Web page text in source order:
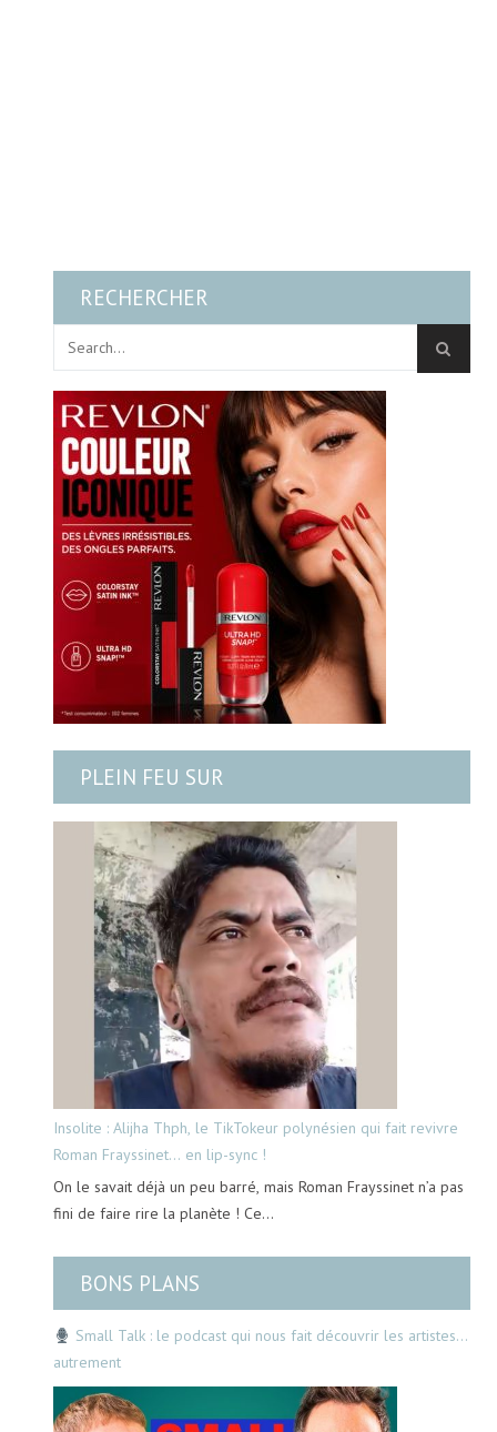
RECHERCHER
PLEIN FEU SUR
Insolite : Alijha Thph, le TikTokeur polynésien qui fait revivre
Roman Frayssinet… en lip-sync !
On le savait déjà un peu barré, mais Roman Frayssinet n’a pas
fini de faire rire la planète ! Ce…
BONS PLANS
Small Talk : le podcast qui nous fait découvrir les artistes…
autrement